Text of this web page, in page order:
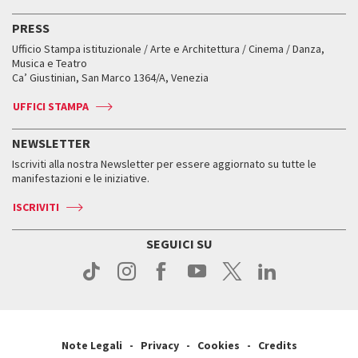
Biglietti
FAQ
Servizi al pubblico
Come raggiungerci
Press
Classici fuori Mostra
Edizioni passate
Orari e sedi
Accrediti
Come raggiungerci
Orari e sedi
Biglietti
Accrediti
Come raggiungerci
Contatti
Press
Biglietti
Accrediti
Servizi al pubblico
Come raggiungerci
Press
Workshop di critica teatrale
Leone d’oro alla carriera
Leone d’argento
Edizioni passate
Orari e sedi
Biglietti
Servizi al pubblico
Come raggiungerci
Contatti
Mostre Virtuali
Fondi e Collezioni
Biennale College ASAC
ASAC DATI
Storia
Orari e sedi
PRESS
Ufficio Stampa istituzionale / Arte e Architettura / Cinema / Danza,
Musica e Teatro
Ca’ Giustinian, San Marco 1364/A, Venezia
UFFICI STAMPA
NEWSLETTER
Iscriviti alla nostra Newsletter per essere aggiornato su tutte le
manifestazioni e le iniziative.
ISCRIVITI
SEGUICI SU
Note Legali Privacy Cookies
Credits